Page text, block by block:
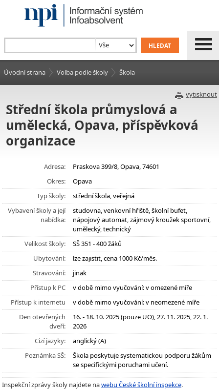
Úvodní strana Volba podle školy Škola
vytisknout
Střední škola průmyslová a
umělecká, Opava, příspěvková
organizace
Adresa:
Praskova 399/8, Opava, 74601
Okres:
Opava
Typ školy:
střední škola, veřejná
Vybavení školy a její
nabídka:
studovna, venkovní hřiště, školní bufet,
nápojový automat, zájmový kroužek sportovní,
umělecký, technický
Velikost školy:
SŠ 351 - 400 žáků
Ubytování:
lze zajistit, cena 1000 Kč/měs.
Stravování:
jinak
Přístup k PC
v době mimo vyučování: v omezené míře
Přístup k internetu
v době mimo vyučování: v neomezené míře
Den otevřených
dveří:
16. - 18. 10. 2025 (pouze UO), 27. 11. 2025, 22. 1.
2026
Cizí jazyky:
anglický (A)
Poznámka SŠ:
Škola poskytuje systematickou podporu žákům
se specifickými poruchami učení.
Inspekční zprávy školy najdete nawebu České školní inspekce.